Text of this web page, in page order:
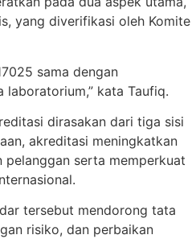
yang diverifikasi oleh Komite
sama dengan
kata Taufiq.
dirasakan dari tiga sisi
akreditasi meningkatkan
pelanggan serta memperkuat
tersebut mendorong tata
risiko, dan perbaikan